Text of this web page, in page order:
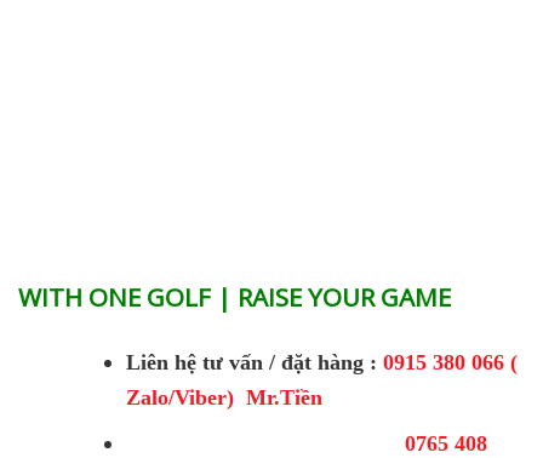
WITH ONE GOLF | RAISE YOUR GAME
Liên hệ tư vấn / đặt hàng : 0915 380 066 (
Zalo/Viber) Mr.Tiền
0765 408